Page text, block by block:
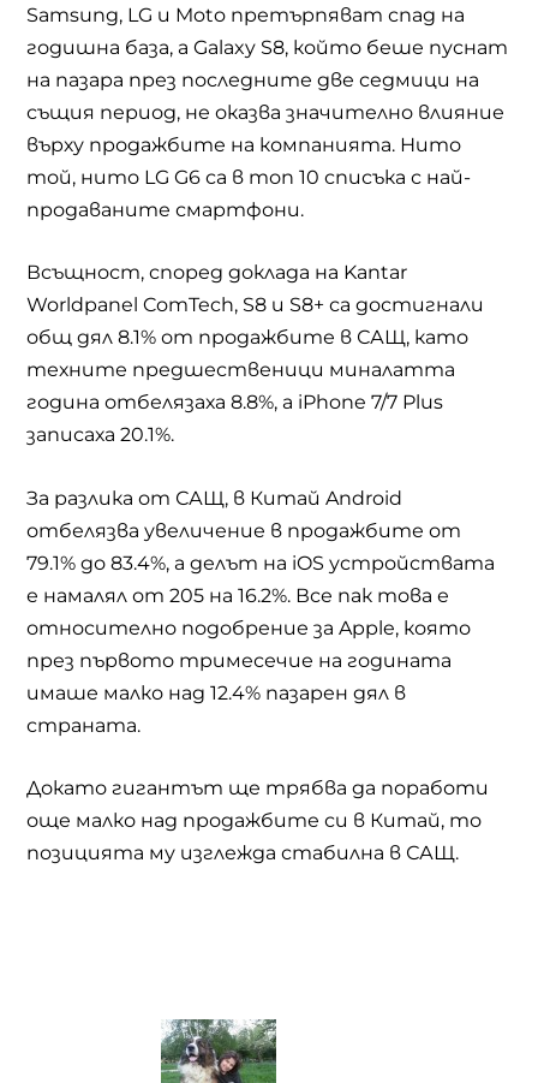
Samsung, LG и Moto претърпяват спад на
годишна база, аGalaxy S8, който беше пуснат
на пазара през последните две седмици на
същия период, не оказва значително влияние
върху продажбите на компанията. Нито
той, нито LG G6са в топ 10 списъка с най-
продаваните смартфони.
Всъщност, според доклада на Kantar
Worldpanel ComTech, S8 и S8+са достигнали
общ дял 8.1% от продажбите в САЩ, като
техните предшественици миналатта
година отбелязаха 8.8%, а iPhone 7/7 Plus
записаха 20.1%.
За разлика от САЩ, в КитайAndroid
отбелязва увеличение в продажбите от
79.1% до 83.4%, а делът на iOSустройствата
е намалял от 205 на 16.2%. Все пак това е
относително подобрение заApple, която
през първото тримесечие на годината
имаше малко над 12.4% пазарен дял в
страната.
Докато гигантът ще трябва да поработи
още малко над продажбите си в Китай, то
позицията му изглежда стабилна в САЩ.